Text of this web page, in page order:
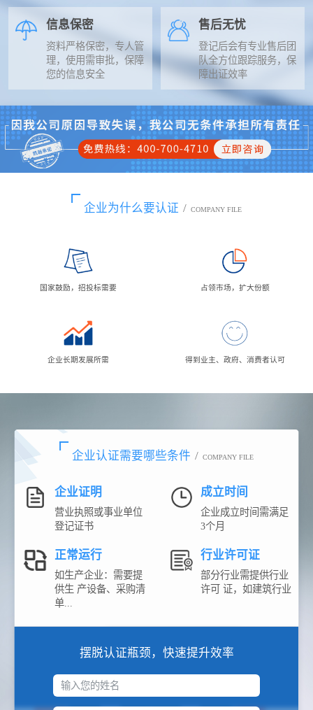
信息保密
资料严格保密，专人管
理，使用需审批，保障
您的信息安全
售后无忧
登记后会有专业售后团
队全方位跟踪服务，保
障出证效率
企业为什么要认证 / COMPANY FILE
国家鼓励，招投标需要 占领市场，扩大份额
企业长期发展所需 得到业主、政府、消费者认可
企业认证需要哪些条件 / COMPANY FILE
企业证明
营业执照或事业单位
登记证书
成立时间
企业成立时间需满足
3个月
正常运行
如生产企业：需要提
供生 产设备、采购清
单...
行业许可证
部分行业需提供行业
许可 证，如建筑行业
摆脱认证瓶颈，快速提升效率
输入您的姓名